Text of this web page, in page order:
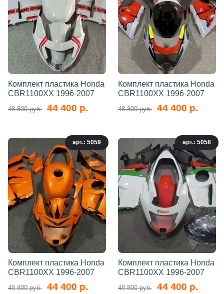
Комплект пластика Honda
CBR1100XX 1996-2007
48 800 руб. 44 400 р.
Комплект пластика Honda
CBR1100XX 1996-2007
48 800 руб. 44 400 р.
арт.: 5059
Комплект пластика Honda
CBR1100XX 1996-2007
48 800 руб. 44 400 р.
арт.: 5058
Комплект пластика Honda
CBR1100XX 1996-2007
48 800 руб. 44 400 р.